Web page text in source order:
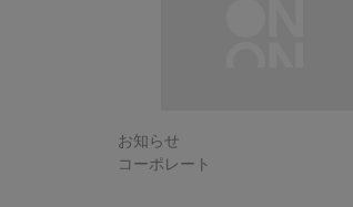
お知らせ
コーポレート